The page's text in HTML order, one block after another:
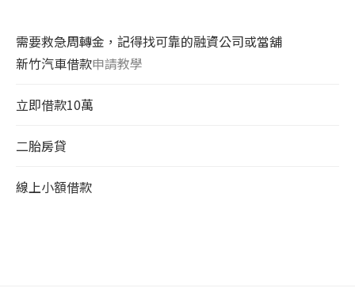
需要救急周轉金，記得找可靠的融資公司或當舖
新竹汽車借款申請教學
立即借款10萬
二胎房貸
線上小額借款